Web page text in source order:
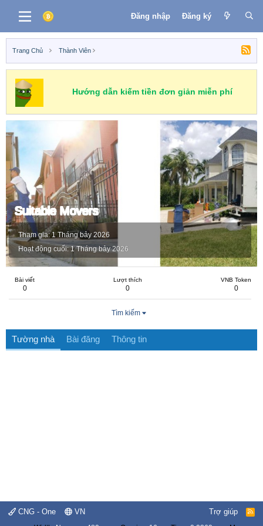
Đăng nhập Đăng ký
Trang Chủ Thành Viên
Hướng dẫn kiếm tiền đơn giản miễn phí
Suitable Movers
Tham gia 1 Tháng bảy 2026
Hoạt động cuối 1 Tháng bảy 2026
Bài viết
0
Lượt thích
0
VNB Token
0
Tìm kiếm
Tường nhà Bài đăng Thông tin
CNG - One VN Trợ giúp
R